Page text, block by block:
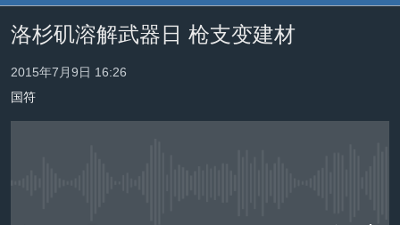
转
内
容
跳
台湾
港澳
洛杉矶溶解武器日 枪支变建材
2015年7月9日 16:26
国符